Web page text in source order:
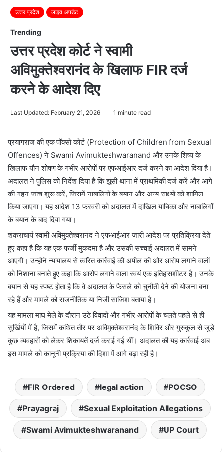
उत्तर प्रदेश लाइव अपडेट
Trending
उत्तर प्रदेश कोर्ट ने स्वामी
अविमुक्तेश्वरानंद के खिलाफ FIR दर्ज
करने के आदेश दिए
Last Updated: February 21, 2026 1 minute read
प्रयागराज की एक पॉक्सो कोर्ट (Protection of Children from Sexual
Offences) ने Swami Avimukteshwaranand और उनके शिष्य के
खिलाफ यौन शोषण के गंभीर आरोपों पर एफआईआर दर्ज करने का आदेश दिया है।
अदालत ने पुलिस को निर्देश दिया है कि झूंसी थाना में प्राथमिकी दर्ज करें और आगे
की गहन जांच शुरू करें, जिसमें नाबालिगों के बयान और अन्य साक्ष्यों को शामिल
किया जाएगा। यह आदेश 13 फरवरी को अदालत में दाखिल याचिका और नाबालिगों
के बयान के बाद दिया गया।
शंकराचार्य स्वामी अविमुक्तेश्वरानंद ने एफआईआर जारी आदेश पर प्रतिक्रिया देते
हुए कहा है कि यह एक फर्जी मुकदमा है और उसकी सच्चाई अदालत में सामने
आएगी। उन्होंने न्यायालय से त्वरित कार्रवाई की अपील की और आरोप लगाने वालों
को निशाना बनाते हुए कहा कि आरोप लगाने वाला स्वयं एक इतिहासशीटर है। उनके
बयान से यह स्पष्ट होता है कि वे अदालत के फैसले को चुनौती देने की योजना बना
रहे हैं और मामले को राजनीतिक या निजी साजिश बताया है।
यह मामला माघ मेले के दौरान उठे विवादों और गंभीर आरोपों के चलते पहले से ही
सुर्खियों में है, जिसमें कथित तौर पर अविमुक्तेश्वरानंद के शिविर और गुरुकुल से जुड़े
कुछ व्यवहारों को लेकर शिकायतें दर्ज कराई गई थीं। अदालत की यह कार्रवाई अब
इस मामले को कानूनी प्रक्रिया की दिशा में आगे बढ़ा रही है।
FIR Ordered legal action POCSO
Prayagraj Sexual Exploitation Allegations
Swami Avimukteshwaranand UP Court